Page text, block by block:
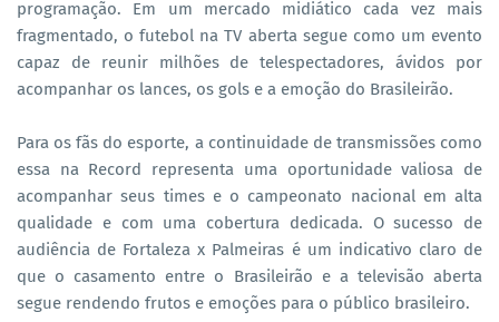
programação. Em um mercado midiático cada vez mais
fragmentado, o futebol na TV aberta segue como um evento
capaz de reunir milhões de telespectadores, ávidos por
acompanhar os lances, os gols e a emoção do Brasileirão.
Para os fãs do esporte, a continuidade de transmissões como
essa na Record representa uma oportunidade valiosa de
acompanhar seus times e o campeonato nacional em alta
qualidade e com uma cobertura dedicada. O sucesso de
audiência de Fortaleza x Palmeiras é um indicativo claro de
que o casamento entre o Brasileirão e a televisão aberta
segue rendendo frutos e emoções para o público brasileiro.